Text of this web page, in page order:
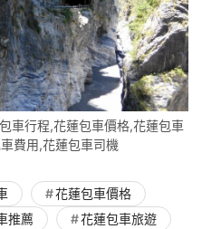
車行程,花蓮包車價格,花蓮包車
費用,花蓮包車司機
花蓮包車價格
推薦
花蓮包車旅遊